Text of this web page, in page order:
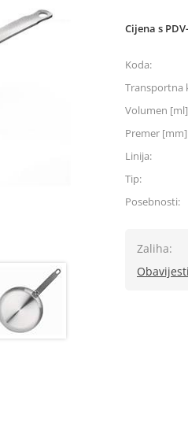
Cijena s
Koda:
Transportna
Volumen
Premer
Linija:
Tip:
Posebnosti:
Zaliha: